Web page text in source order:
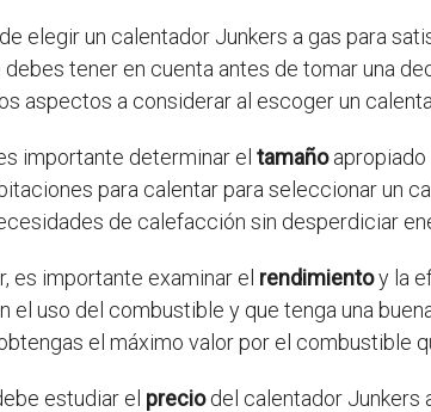
elegir un calentador Junkers a gas para
tener en cuenta antes de tomar una
aspectos a considerar al escoger un
importante determinar el tamañoapropiado
para calentar para seleccionar un
de calefacción sin desperdiciar
es importante examinar el rendimientoy la
el uso del combustible y que tenga una
el máximo valor por el combustible
estudiar el preciodel calentador Junkers